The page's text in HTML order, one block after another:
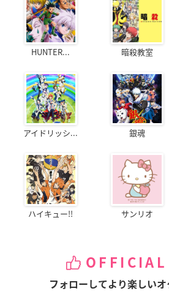
HUNTER... 暗殺教室
アイドリッシ... 銀魂
ハイキュー!! サンリオ
OFFICIAL
フォローしてより楽しいオ